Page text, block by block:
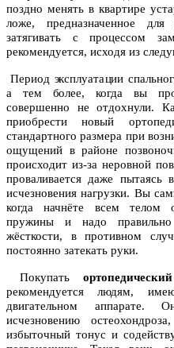
поздно менять в квартире
ложе, предназначенное
затягивать с процессом
рекомендуется, исходя из
Период эксплуатации
а тем более, когда вы
совершенно не отдохнули.
приобрести новый
стандартного размера при
ощущений в районе
происходит из-за неровной
проваливается даже пытаясь
исчезновения нагрузки. Вы
когда начнёте всем телом
пружины и надо
жёсткости, в противном
постоянно затекать руки.
Покупать
рекомендуется людям,
двигательном аппарате.
исчезновению
избыточный тонус и